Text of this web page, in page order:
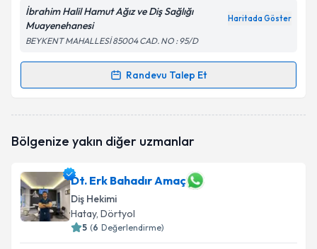
Kişisel verilerimin işlenmesine ilişkinAydınlatma
'ni okudum ve kişisel verilerimin belirtilen
kapsamda işlenmesini kabul ediyorum.
İbrahim Halil Hamut Ağız ve Diş Sağlığı
Muayenehanesi
Haritada Göster
BEYKENT MAHALLESİ 85004 CAD. NO : 95/D
Randevu Talep Et
Randevu Takvimi Talebi
oluşturun. Size bu uzmandan randevu almanız için bir
E-posta Adresiniz
Bölgenize yakın diğer uzmanlar
Dt. Erk Bahadır Amaç
Diş Hekimi
Hatay, Dörtyol
5 (6 Değerlendirme)